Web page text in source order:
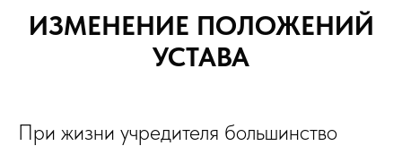
ИЗМЕНЕНИЕ ПОЛОЖЕНИЙ
УСТАВА
При жизни учредителя большинство